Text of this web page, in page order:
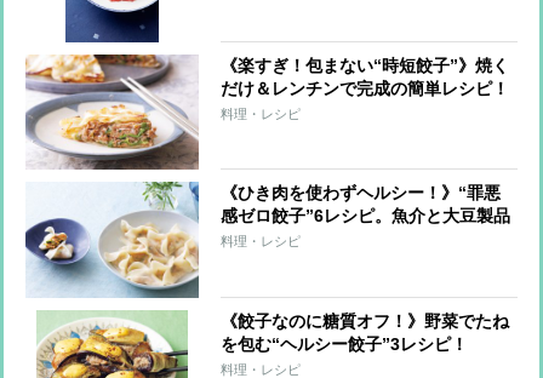
《楽すぎ！包まない“時短餃子”》焼く
だけ＆レンチンで完成の簡単レシピ！
料理・レシピ
《ひき肉を使わずヘルシー！》“罪悪
感ゼロ餃子”6レシピ。魚介と大豆製品
で大満足！
料理・レシピ
《餃子なのに糖質オフ！》野菜でたね
を包む“ヘルシー餃子”3レシピ！
料理・レシピ